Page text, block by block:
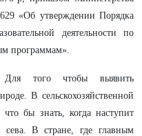
«Об утверждении Порядка
деятельности по
программам».
того чтобы выявить
В сельскохозяйственной
бы знать, когда наступит
сева. В стране, где главным